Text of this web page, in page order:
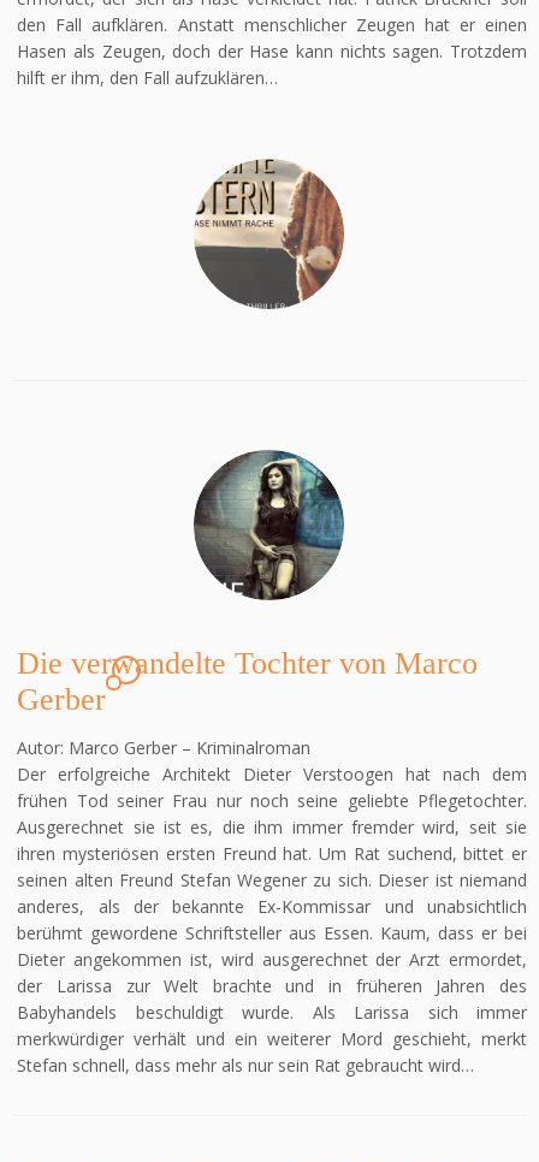
den Fall aufklären. Anstatt menschlicher Zeugen hat er einen
Hasen als Zeugen, doch der Hase kann nichts sagen. Trotzdem
hilft er ihm, den Fall aufzuklären…
Die verwandelte Tochter von Marco
Gerber
1
Autor: Marco Gerber – Kriminalroman
Der erfolgreiche Architekt Dieter Verstoogen hat nach dem
frühen Tod seiner Frau nur noch seine geliebte Pflegetochter.
Ausgerechnet sie ist es, die ihm immer fremder wird, seit sie
ihren mysteriösen ersten Freund hat. Um Rat suchend, bittet er
seinen alten Freund Stefan Wegener zu sich. Dieser ist niemand
anderes, als der bekannte Ex-Kommissar und unabsichtlich
berühmt gewordene Schriftsteller aus Essen. Kaum, dass er bei
Dieter angekommen ist, wird ausgerechnet der Arzt ermordet,
der Larissa zur Welt brachte und in früheren Jahren des
Babyhandels beschuldigt wurde. Als Larissa sich immer
merkwürdiger verhält und ein weiterer Mord geschieht, merkt
Stefan schnell, dass mehr als nur sein Rat gebraucht wird…